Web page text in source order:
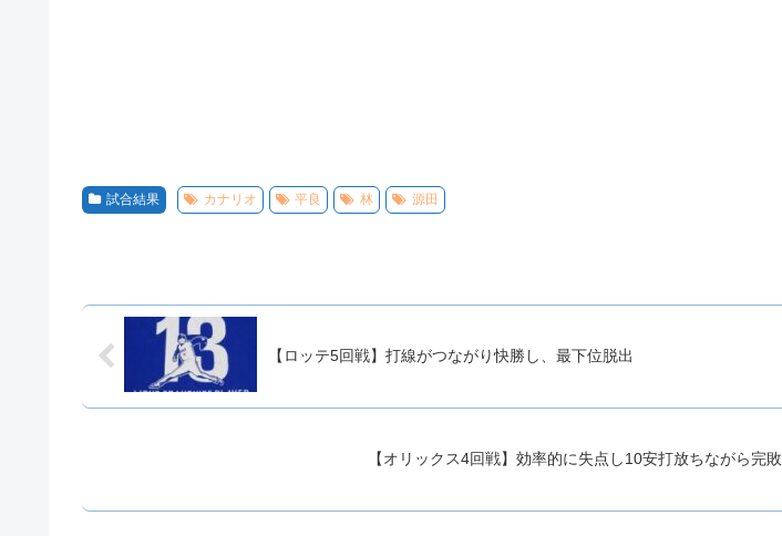
試合結果 カナリオ 平良 林 源田
【ロッテ5回戦】打線がつながり快勝し、最下位脱出
【オリックス4回戦】効率的に失点し10安打放ちながら完敗